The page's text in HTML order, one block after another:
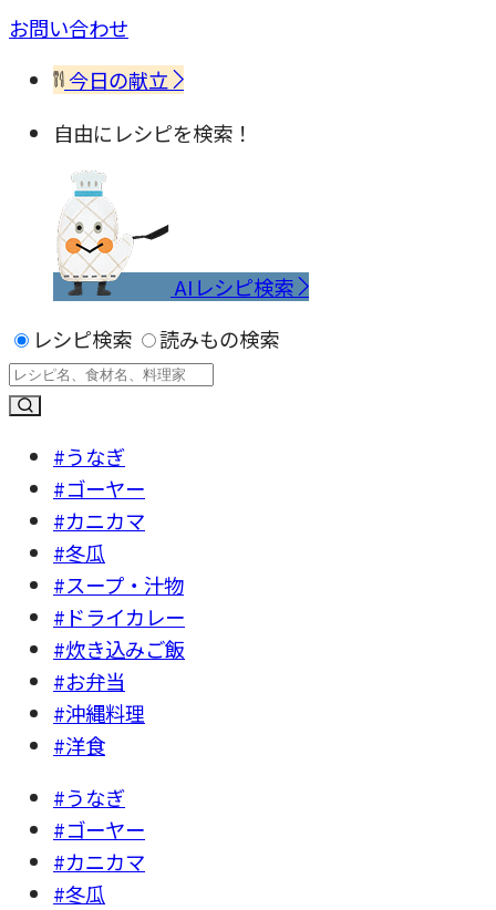
お問い合わせ
今日の献立
自由にレシピを検索！
AIレシピ検索
レシピ検索
読みもの検索
#うなぎ
#ゴーヤー
#カニカマ
#冬瓜
#スープ・汁物
#ドライカレー
#炊き込みご飯
#お弁当
#沖縄料理
#洋食
#うなぎ
#ゴーヤー
#カニカマ
#冬瓜